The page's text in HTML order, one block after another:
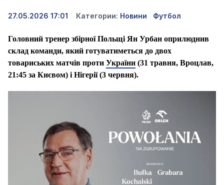
27.05.2026 17:01 Категории: Новини Футбол
Головний тренер збірної Польщі Ян Урбан оприлюднив
склад команди, який готуватиметься до двох
товариських матчів проти України (31 травня, Вроцлав,
21:45 за Києвом) і Нігерії (3 червня).